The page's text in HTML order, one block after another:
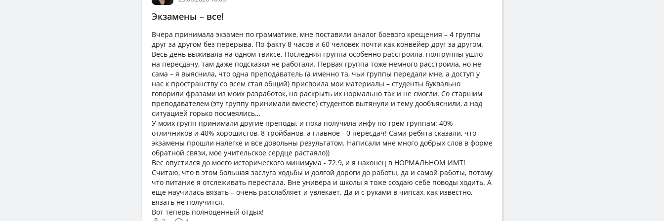
Экзамены – все!
Вчера принимала экзамен по грамматике, мне поставили аналог боевого крещения – 4 группы
друг за другом без перерыва. По факту 8 часов и 60 человек почти как конвейер друг за другом.
Весь день выживала на одном твиксе. Последняя группа особенно расстроила, полгруппы ушло
на пересдачу, там даже подсказки не работали. Первая группа тоже немного расстроила, но не
сама – я выяснила, что одна преподаватель (а именно та, чьи группы передали мне, а доступ у
нас к пространству со всем стал общий) присвоила мои материалы – студенты буквально
говорили фразами из моих разработок, но раскрыть их нормально так и не смогли. Со старшим
преподавателем (эту группу принимали вместе) студентов вытянули и тему дообъяснили, а над
ситуацией горько посмеялись…
У моих групп принимали другие преподы, и пока получила инфу по трем группам: 40%
отличников и 40% хорошистов, 8 тройбанов, а главное - 0 пересдач! Сами ребята сказали, что
экзамены прошли налегке и все довольны результатом. Написали мне много добрых слов в форме
обратной связи, мое учительское сердце растаяло))
Вес опустился до моего исторического минимума - 72.9, и я наконец в НОРМАЛЬНОМ ИМТ!
Считаю, что в этом большая заслуга ходьбы и долгой дороги до работы, да и самой работы, потому
что питание я отслеживать перестала. Вне универа и школы я тоже создаю себе поводы ходить. А
еще научилась вязать – очень расслабляет и увлекает. Да и с руками в чипсах, как известно,
вязать не получится.
Вот теперь полноценный отдых!